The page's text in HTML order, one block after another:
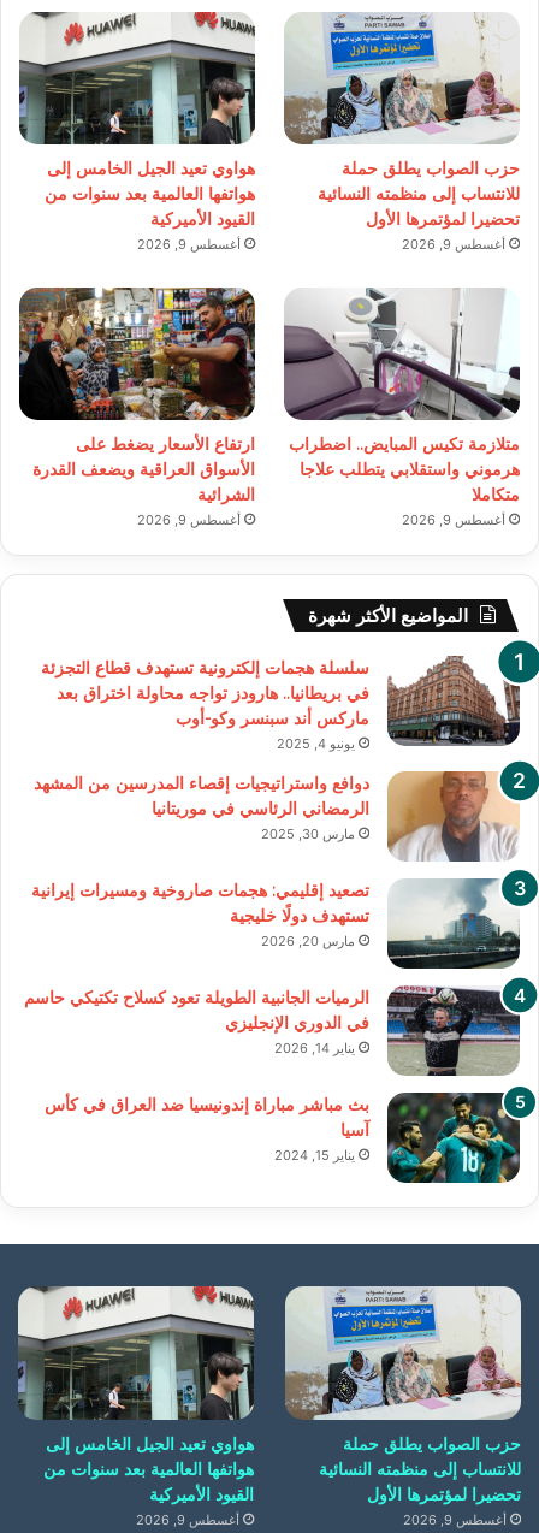
حزب الصواب يطلق حملة
للانتساب إلى منظمته النسائية
تحضيرا لمؤتمرها الأول
أغسطس 9, 2026
هواوي تعيد الجيل الخامس إلى
هواتفها العالمية بعد سنوات من
القيود الأميركية
أغسطس 9, 2026
متلازمة تكيس المبايض.. اضطراب
هرموني واستقلابي يتطلب علاجا
متكاملا
أغسطس 9, 2026
ارتفاع الأسعار يضغط على
الأسواق العراقية ويضعف القدرة
الشرائية
أغسطس 9, 2026
المواضيع الأكثر شهرة
سلسلة هجمات إلكترونية تستهدف قطاع التجزئة
في بريطانيا.. هارودز تواجه محاولة اختراق بعد
ماركس أند سبنسر وكو-أوب
يونيو 4, 2025
دوافع واستراتيجيات إقصاء المدرسين من المشهد
الرمضاني الرئاسي في موريتانيا
مارس 30, 2025
تصعيد إقليمي: هجمات صاروخية ومسيرات إيرانية
تستهدف دولًا خليجية
مارس 20, 2026
الرميات الجانبية الطويلة تعود كسلاح تكتيكي حاسم
في الدوري الإنجليزي
يناير 14, 2026
بث مباشر مباراة إندونيسيا ضد العراق في كأس
آسيا
يناير 15, 2024
حزب الصواب يطلق حملة
للانتساب إلى منظمته النسائية
تحضيرا لمؤتمرها الأول
أغسطس 9, 2026
هواوي تعيد الجيل الخامس إلى
هواتفها العالمية بعد سنوات من
القيود الأميركية
أغسطس 9, 2026